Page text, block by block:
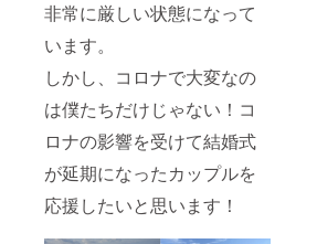
非常に厳しい状態になって
います。
しかし、コロナで大変なの
は僕たちだけじゃない！コ
ロナの影響を受けて結婚式
が延期になったカップルを
応援したいと思います！